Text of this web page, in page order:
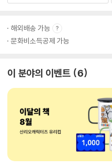
해외배송 가능
문화비소득공제 가능
이 분야의 이벤트 6